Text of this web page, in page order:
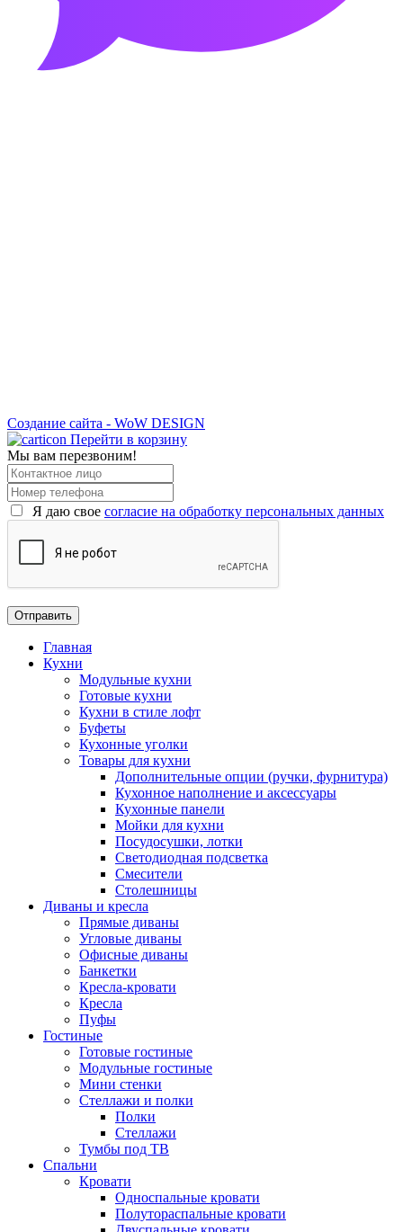
Создание сайта - WoW DESIGN
Перейти в корзину
Мы вам перезвоним!
Я даю свое согласие на обработку персональных данных
Главная
Кухни
Модульные кухни
Готовые кухни
Кухни в стиле лофт
Буфеты
Кухонные уголки
Товары для кухни
Дополнительные опции (ручки, фурнитура)
Кухонное наполнение и аксессуары
Кухонные панели
Мойки для кухни
Посудосушки, лотки
Светодиодная подсветка
Смесители
Столешницы
Диваны и кресла
Прямые диваны
Угловые диваны
Офисные диваны
Банкетки
Кресла-кровати
Кресла
Пуфы
Гостиные
Готовые гостиные
Модульные гостиные
Мини стенки
Стеллажи и полки
Полки
Стеллажи
Тумбы под ТВ
Спальни
Кровати
Односпальные кровати
Полутораспальные кровати